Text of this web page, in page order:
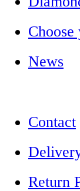
News
Contact
Return